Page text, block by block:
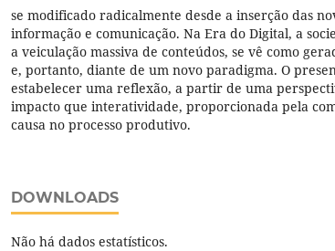
se modificado radicalmente desde a inserção das
informação e comunicação. Na Era do Digital, a
a veiculação massiva de conteúdos, se vê como
e, portanto, diante de um novo paradigma. O
estabelecer uma reflexão, a partir de uma
impacto que interatividade, proporcionada pela
causa no processo produtivo.
DOWNLOADS
Não há dados estatísticos.